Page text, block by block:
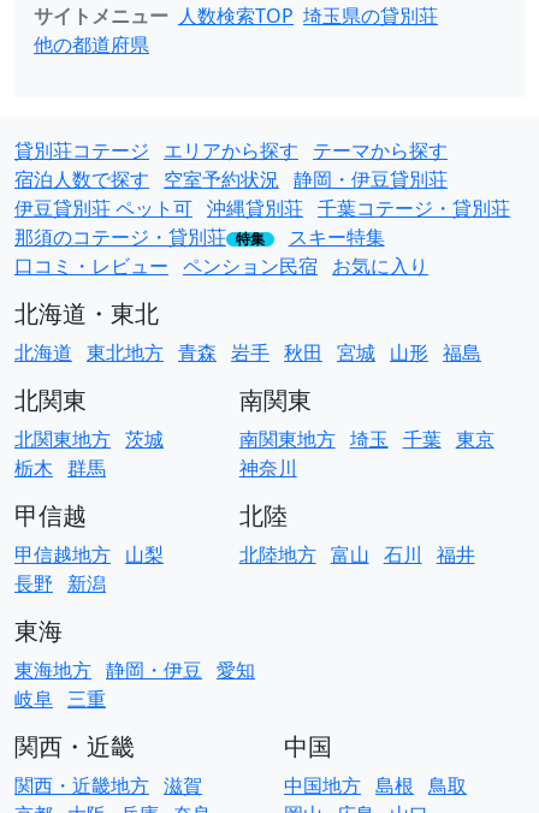
サイトメニュー 人数検索TOP 埼玉県の貸別荘
他の都道府県
貸別荘コテージ エリアから探す
テーマから探す
宿泊人数で探す
空室予約状況 静岡・伊豆貸別荘
伊豆貸別荘 ペット可 沖縄貸別荘 千葉コテージ・貸別荘
那須のコテージ・貸別荘 特集
スキー特集
口コミ・レビュー ペンション民宿 お気に入り
北海道・東北
北海道 東北地方 青森 岩手 秋田 宮城 山形 福島
北関東
北関東地方 茨城
栃木 群馬
南関東
南関東地方 埼玉 千葉 東京
神奈川
甲信越
甲信越地方 山梨
長野
新潟
北陸
北陸地方 富山 石川 福井
東海
東海地方 静岡・伊豆 愛知
岐阜 三重
関西・近畿
関西・近畿地方 滋賀
中国
中国地方 島根 鳥取